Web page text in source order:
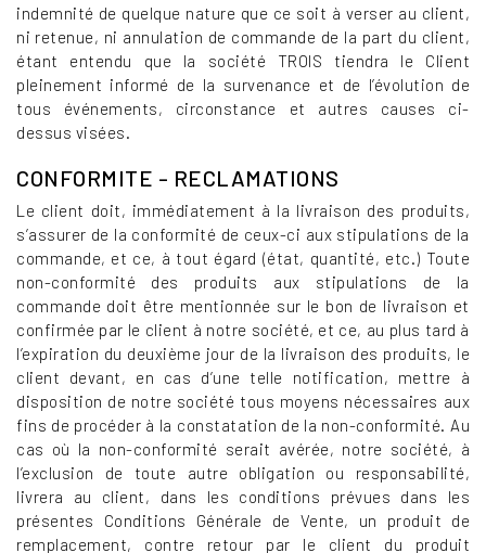
indemnité de quelque nature que ce soit à verser au client,
ni retenue, ni annulation de commande de la part du client,
étant entendu que la société TROIS tiendra le Client
pleinement informé de la survenance et de l’évolution de
tous événements, circonstance et autres causes ci-
dessus visées.
CONFORMITE - RECLAMATIONS
Le client doit, immédiatement à la livraison des produits,
s’assurer de la conformité de ceux-ci aux stipulations de la
commande, et ce, à tout égard (état, quantité, etc.) Toute
non-conformité des produits aux stipulations de la
commande doit être mentionnée sur le bon de livraison et
confirmée par le client à notre société, et ce, au plus tard à
l’expiration du deuxième jour de la livraison des produits, le
client devant, en cas d’une telle notification, mettre à
disposition de notre société tous moyens nécessaires aux
fins de procéder à la constatation de la non-conformité. Au
cas où la non-conformité serait avérée, notre société, à
l’exclusion de toute autre obligation ou responsabilité,
livrera au client, dans les conditions prévues dans les
présentes Conditions Générale de Vente, un produit de
remplacement, contre retour par le client du produit